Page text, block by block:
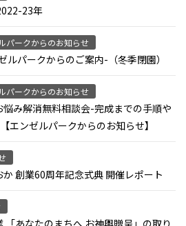
23年
パークからのお知らせ
ルパークからのご案内-（冬季閉園）
パークからのお知らせ
悩み解消無料相談会-完成までの手順や
エンゼルパークからのお知らせ】
創業60周年記念式典 開催レポート
あなたのまちへ お神輿贈呈」の取り